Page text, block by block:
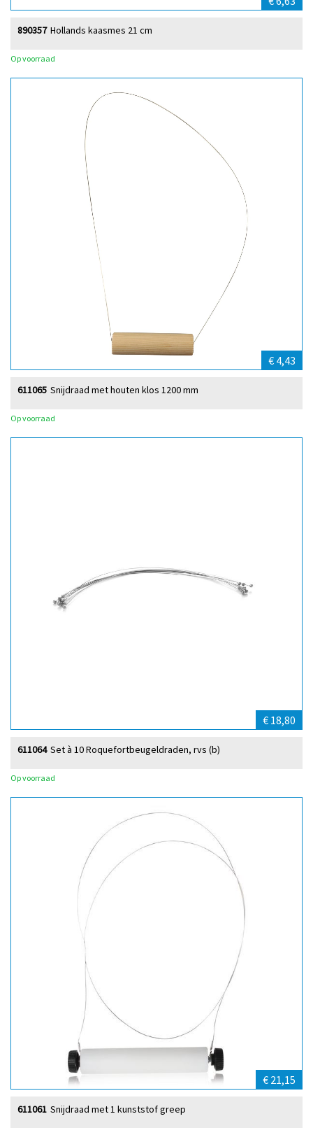
Hollands kaasmes 21 cm
890357
Op voorraad
€ 4,43
Snijdraad met houten klos 1200 mm
611065
Op voorraad
€ 18,80
Set à 10 Roquefortbeugeldraden, rvs (b)
611064
Op voorraad
€ 21,15
Snijdraad met 1 kunststof greep
611061